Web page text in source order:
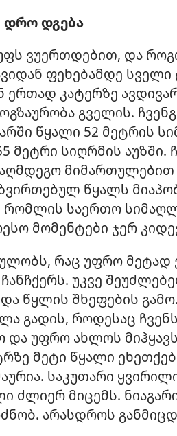
დრო დგება
ვუერთდებით, და
ფეხებამდე
ერთად კატერზე
გველის.
წყალი 52 მეტრის
მეტრი სიღრმის აუზში.
წყალს
რომლის საერთო
მომენტები ჯერ
რაც უფრო მეტად
უკვე
წყლის შხეფების
გადის, როდესაც
და უფრო ახლოს
მეტი წყალი
საკუთარი
ძლიერ მიცემს.
არასდროს